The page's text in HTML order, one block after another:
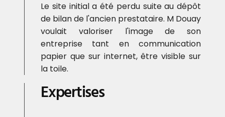
Le site initial a été perdu suite au dépôt
de bilan de l'ancien prestataire. M Douay
voulait valoriser l'image de son
entreprise tant en communication
papier que sur internet, être visible sur
la toile.
Expertises